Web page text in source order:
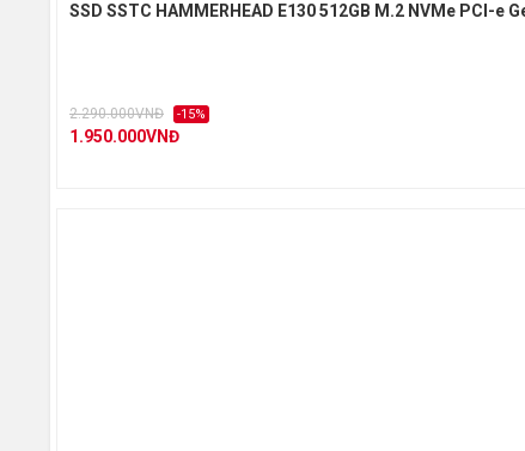
SSD SSTC HAMMERHEAD E130 512GB M.2 NVMe PCI-e
2.290.000VNĐ -15%
1.950.000VNĐ